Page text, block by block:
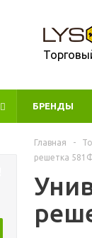
УЦЕНКА
БРЕНДЫ
Главная -
решетка